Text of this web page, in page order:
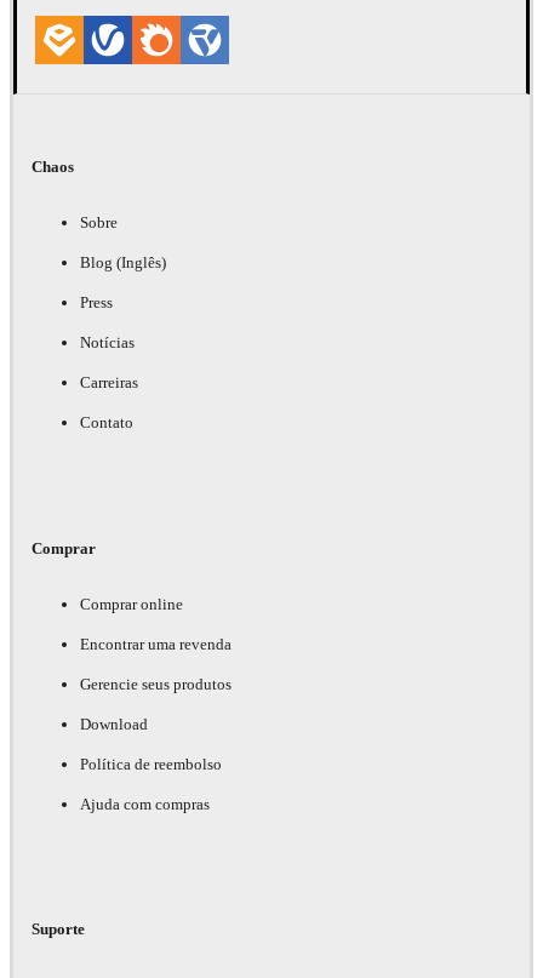
Chaos
Sobre
Blog (Inglês)
Press
Notícias
Carreiras
Contato
Comprar
Comprar online
Encontrar uma revenda
Gerencie seus produtos
Download
Política de reembolso
Ajuda com compras
Suporte